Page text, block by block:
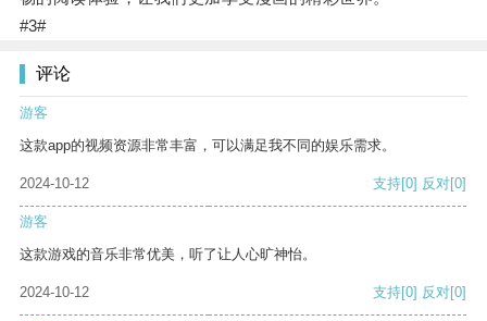
#3#
评论
游客
这款app的视频资源非常丰富，可以满足我不同的娱乐需求。
2024-10-12 支持[0] 反对[0]
游客
这款游戏的音乐非常优美，听了让人心旷神怡。
2024-10-12 支持[0] 反对[0]